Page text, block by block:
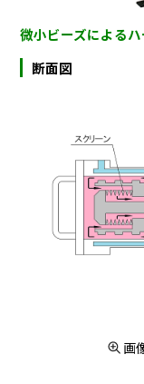
微小ビーズによる
断面図
画